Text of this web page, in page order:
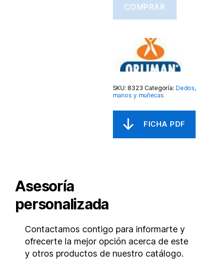
COMPRAR
SKU: 8323 Categoría:Dedos,
manos y muñecas
Asesoría
personalizada
Contactamos contigo para informarte y
ofrecerte la mejor opción acerca de este
y otros productos de nuestro catálogo.